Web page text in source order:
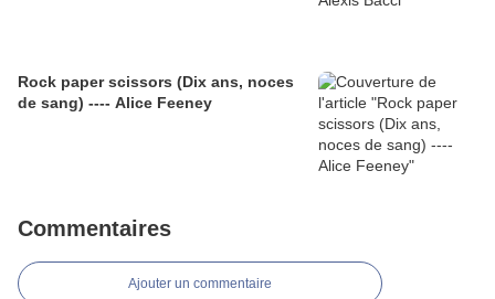
Rock paper scissors (Dix ans, noces
de sang) ---- Alice Feeney
Commentaires
Ajouter un commentaire